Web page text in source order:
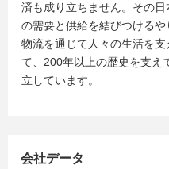
済も成り立ちません。その
の需要と供給を結びつけるや
物流を通じて人々の生活を
て、200年以上の歴史を支え
立しています。
会社データ